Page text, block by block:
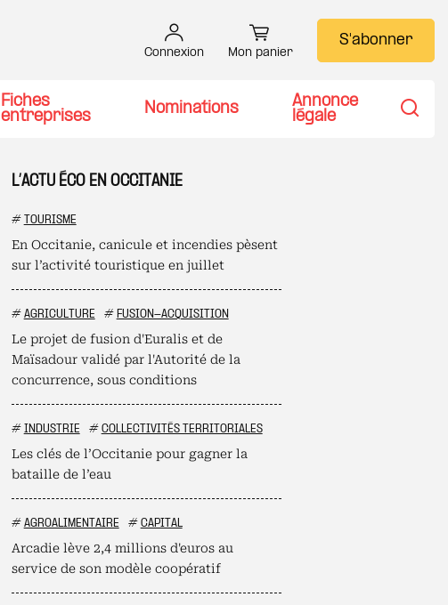
Connexion Mon panier
S'abonner
Fiches
entreprises
Nominations
Annonce
légale
L’ACTU ÉCO EN OCCITANIE
# TOURISME
En Occitanie, canicule et incendies pèsent
sur l’activité touristique en juillet
# AGRICULTURE # FUSION-ACQUISITION
Le projet de fusion d'Euralis et de
Maïsadour validé par l'Autorité de la
concurrence, sous conditions
# INDUSTRIE # COLLECTIVITÉS TERRITORIALES
Les clés de l’Occitanie pour gagner la
bataille de l’eau
# AGROALIMENTAIRE # CAPITAL
Arcadie lève 2,4 millions d'euros au
service de son modèle coopératif